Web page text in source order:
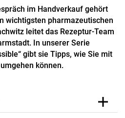
im Handverkauf gehört
wichtigsten pharmazeutischen
leitet das Rezeptur-Team
In unserer Serie
gibt sie Tipps, wie Sie mit
können.